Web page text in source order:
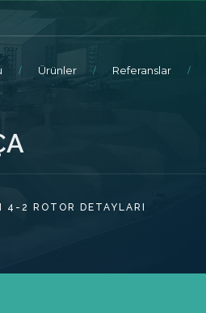
Ürünler Referanslar
2 ROTOR DETAYLARI